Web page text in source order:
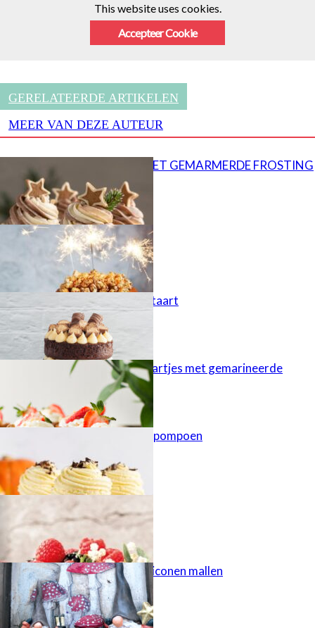
This website uses cookies.
Accepteer Cookie
GERELATEERDE ARTIKELEN
MEER VAN DEZE AUTEUR
CUPCAKES MET GEMARMERDE FROSTING
Popcorn taart
Kinder Bueno taart
Cheesecaketaartjes met gemarineerde
aardbeien
Cupcakes met pompoen
Najaarstaart
Gietgips uit siliconen mallen